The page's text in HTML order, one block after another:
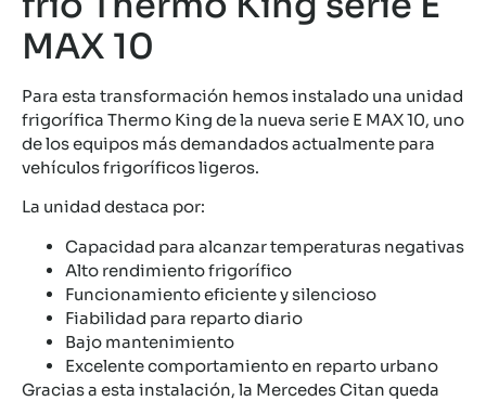
MAX 10
Para esta transformación hemos instalado una unidad
frigorífica Thermo King de la nueva serie E MAX 10, uno
de los equipos más demandados actualmente para
vehículos frigoríficos ligeros.
La unidad destaca por:
Capacidad para alcanzar temperaturas negativas
Alto rendimiento frigorífico
Funcionamiento eficiente y silencioso
Fiabilidad para reparto diario
Bajo mantenimiento
Excelente comportamiento en reparto urbano
Gracias a esta instalación, la Mercedes Citan queda